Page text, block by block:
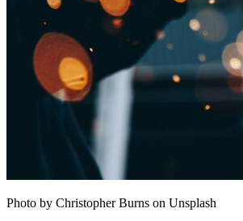
Photo by Christopher Burns on Unsplash